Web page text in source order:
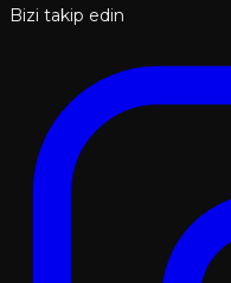
Bizi takip edin